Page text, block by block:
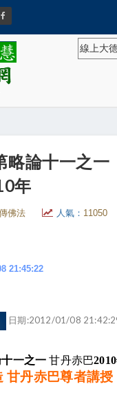
線上大
略論十一之
年
佛法 人氣： 11050
21:45:22
日期:2012/01/08
十一之一甘丹赤巴2010
甘丹赤巴尊者講授